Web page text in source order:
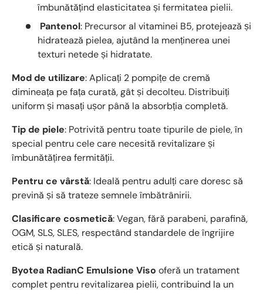
îmbunătățind elasticitatea și fermitatea pielii.
Pantenol: Precursor al vitaminei B5, protejează și
hidratează pielea, ajutând la menținerea unei
texturi netede și hidratate.
Mod de utilizare: Aplicați 2 pompițe de cremă
dimineața pe fața curată, gât și decolteu. Distribuiți
uniform și masați ușor până la absorbția completă.
Tip de piele: Potrivită pentru toate tipurile de piele, în
special pentru cele care necesită revitalizare și
îmbunătățirea fermității.
Pentru ce vârstă: Ideală pentru adulți care doresc să
prevină și să trateze semnele îmbătrânirii.
Clasificare cosmetică: Vegan, fără parabeni, parafină,
OGM, SLS, SLES, respectând standardele de îngrijire
etică și naturală.
Byotea RadianC Emulsione Viso oferă un tratament
complet pentru revitalizarea pielii, contribuind la un